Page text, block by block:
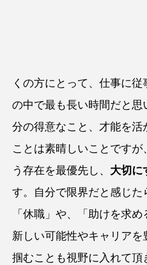
くの方にとって、仕事に
の中で最も長い時間だと思
分の得意なこと、才能を活
ことは素晴しいことですが
う存在を最優先し、 大切に
す。自分で限界だと感じた
「休職」や、「助けを求
新しい可能性やキャリアを
掴むことも視野に入れて頂